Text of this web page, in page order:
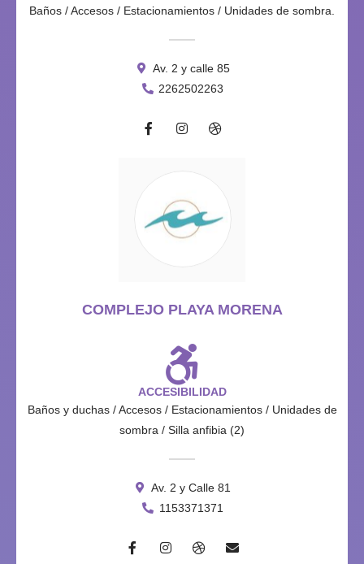
Baños / Accesos / Estacionamientos / Unidades de sombra.
Av. 2 y calle 85
2262502263
COMPLEJO PLAYA MORENA
ACCESIBILIDAD
Baños y duchas / Accesos / Estacionamientos / Unidades de
sombra / Silla anfibia (2)
Av. 2 y Calle 81
1153371371